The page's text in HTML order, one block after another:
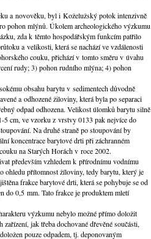
a novověku, byl i Koželužský potok intenzivně
pohon mlýnů. Úkolem archeologického výzkumu
zda k těmto hospodářským funkcím patřilo
a velikosti, která se nachází ve vzdálenosti
couku, přichází v tomto směru v úvahu
rudy; 3) pohon rudního mlýna; 4) pohon
obsahu barytu v sedimentech důvodně
a odhozené žiloviny, která byla po separaci
odpad odhozena. Velikost úlomků barytu silně
cm, ve vzorku z vrstvy 0133 pak nejvíce do
Na druhé straně po stoupování by
koncentrace barytové drti při záchranném
na Starých Horách v roce 2002.
především vzhledem k přírodnímu vodnímu
ohledu přítomnost žíloviny, tedy barytu, který je
frakce barytové drti, která se pohybuje se od
do 0,5 mm. Tato frakce je produktem mletí
výzkumu nebylo možné přímo doložit
jak třeba dochované dřevěné součásti,
pouze odpadem, tj. deponovaným